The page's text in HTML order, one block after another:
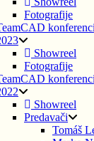
Fotografije
Showreel
Fotografije
Showreel
Predavači
Tomáš